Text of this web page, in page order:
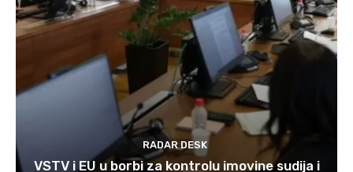
RADAR DESK
VSTV i EU u borbi za kontrolu imovine sudija i